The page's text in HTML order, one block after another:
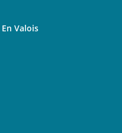
Valois